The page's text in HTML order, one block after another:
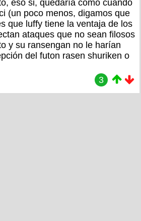
eso si, quedaría como cuando
(un poco menos, digamos que
que luffy tiene la ventaja de los
ataques que no sean filosos
y su ransengan no le harían
del futon rasen shuriken o
3